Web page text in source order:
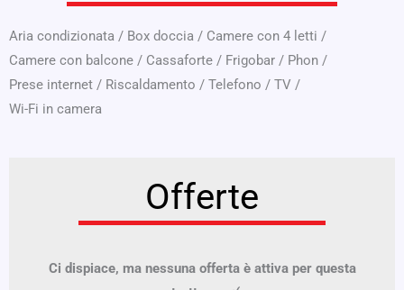
Aria condizionata / Box doccia / Camere con 4 letti /
Camere con balcone / Cassaforte / Frigobar / Phon /
Prese internet / Riscaldamento / Telefono / TV /
Wi-Fi in camera
Offerte
Ci dispiace, ma nessuna offerta è attiva per questa